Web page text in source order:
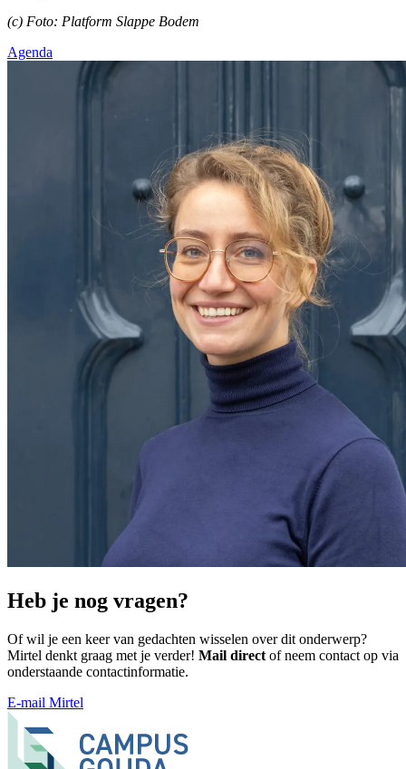
(c) Foto: Platform Slappe Bodem
Agenda
Heb je nog vragen?
Of wil je een keer van gedachten wisselen over dit onderwerp?
Mirtel denkt graag met je verder! Mail direct of neem contact op via
onderstaande contactinformatie.
E-mail Mirtel